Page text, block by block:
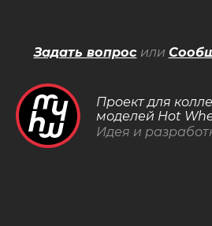
Проект для
моделей Hot
Идея и
Задать вопросили